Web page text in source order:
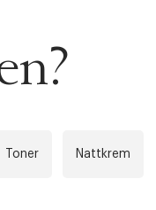
Toner Nattkrem